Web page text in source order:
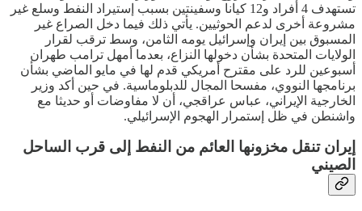
تستهدف 4 أفراد و12 كيانا وسفينتين بسبب إستيراد النفط وسلع غير
مشروعة أخرى لدعم الحوثيين. يأتي ذلك فيما دخل الصراع غير
المسبوق بين إيران وإسرائيل يومه الثامن، وسط ترقب لقرار
الولايات المتحدة بشأن دخولها النزاع، بعدما أمهل ترامب طهران
أسبوعين للرد على مقترح أمريكي قدم لها في مايو الماضي بشأن
برنامجها النووي، مفسحا المجال للدبلوماسية. في حين أكد وزير
الخارجية الإيراني، عباس عراقجي، أن لا مفاوضات أو حديثا مع
واشنطن في ظل إستمرار الهجوم الإسرائيلي.
إيران تنقل مخزونها العائم من النفط إلى قرب الساحل
الصيني